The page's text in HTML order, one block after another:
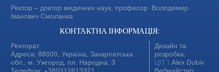
Ректор – доктор медичних наук, професор Володимир
Іванович Смоланка
КОНТАКТНА ІНФОРМАЦІЯ:
Ректорат:
Адреса: 88000, Україна, Закарпатська
обл., м. Ужгород, пл. Народна, 3
Дизайн та
розробка:
ЦІТ \ Alex Dubiv